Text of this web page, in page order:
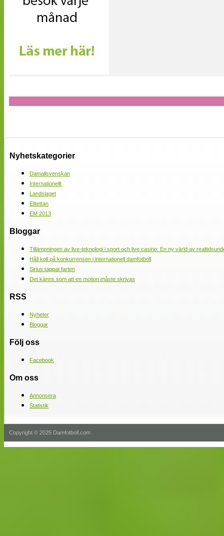
Nyhetskategorier
Damallsvenskan
Internationellt
Landslaget
Elitettan
EM 2013
Bloggar
Tillämpningen av live-teknologi i sport och live casino: En ny värld av
Håll koll på konkurrensen i internationell damfotboll
Sirius tappat farten
Det känns som att en motion måste skrivas
RSS
Nyheter
Bloggar
Följ oss
Facebook
Om oss
Annonsera
Statistik
Copyright © 2025 Damfotboll.com